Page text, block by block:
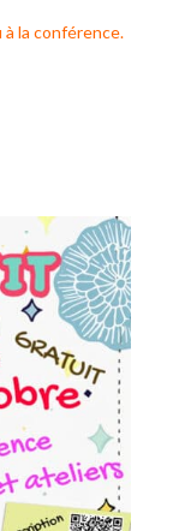
à la conférence.